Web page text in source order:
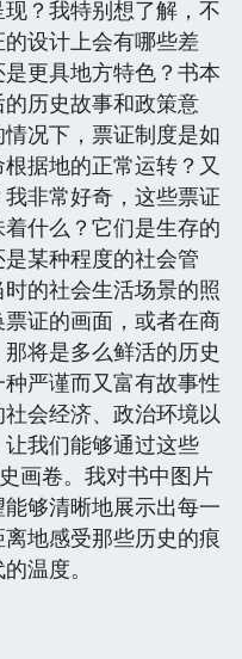
？我特别想了解，不
设计上会有哪些差
更具地方特色？书本
历史故事和政策意
况下，票证制度是如
据地的正常运转？又
非常好奇，这些票证
什么？它们是生存的
某种程度的社会管
的社会生活场景的照
证的画面，或者在商
将是多么鲜活的历史
严谨而又富有故事性
会经济、政治环境以
我们能够通过这些
画卷。我对书中图片
够清晰地展示出每一
地感受那些历史的痕
温度。